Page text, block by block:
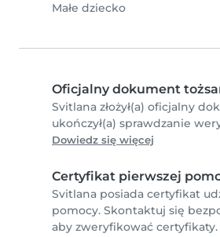
Małe dziecko
Oficjalny dokument
Svitlana złożył(a) oficjalny
ukończył(a) sprawdzanie
Dowiedz się więcej
Certyfikat pierwszej
Svitlana posiada certyfikat
pomocy. Skontaktuj się
aby zweryfikować certyfikaty.